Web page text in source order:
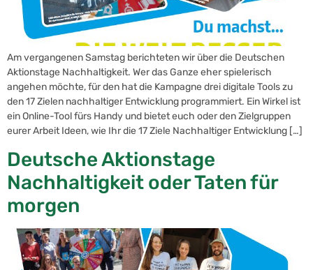
Am vergangenen Samstag berichteten wir über die Deutschen
Aktionstage Nachhaltigkeit. Wer das Ganze eher spielerisch
angehen möchte, für den hat die Kampagne drei digitale Tools zu
den 17 Zielen nachhaltiger Entwicklung programmiert. Ein Wirkel ist
ein Online-Tool fürs Handy und bietet euch oder den Zielgruppen
eurer Arbeit Ideen, wie Ihr die 17 Ziele Nachhaltiger Entwicklung […]
Deutsche Aktionstage
Nachhaltigkeit oder Taten für
morgen